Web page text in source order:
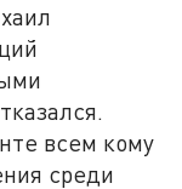
всем кому
среди